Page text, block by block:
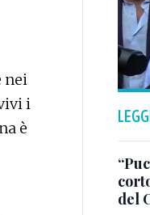
nei
i
è
del